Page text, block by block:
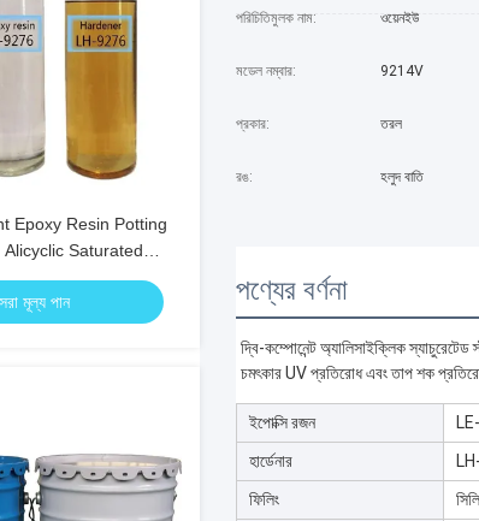
Epoxy Resin Potting
Saturated
Color and
Performance
মূল্য পান
পরিচিতিমুলক নাম: ওয়েনইউ
মডেল নম্বার: 9214V
প্রকার: তরল
রঙ: হলুদ বাতি
পণ্যের বর্ণনা
দ্বি-কম্পোনেন্ট অ্যালিসাইক্লিক
চমৎকার UV প্রতিরোধ এবং তাপ শক
ইপোক্সি রজন
হার্ডেনার
ফিলিং